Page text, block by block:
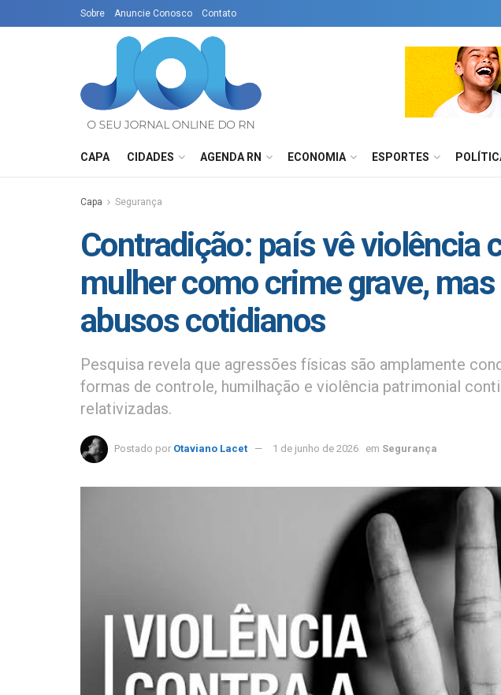
Sobre Anuncie Conosco Contato
CAPA CIDADES AGENDA RN ECONOMIA ESPORTES
Capa Segurança
Contradição: país vê violência
mulher como crime grave,
abusos cotidianos
Pesquisa revela que agressões físicas são amplamente
formas de controle, humilhação e violência patrimonial
relativizadas.
Postado por Otaviano Lacet 1 de junho de 2026 em Segurança